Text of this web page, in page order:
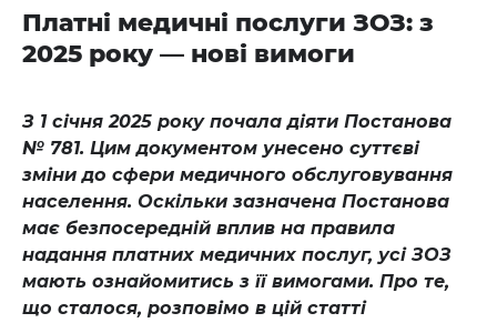
Платні медичні послуги ЗОЗ: з
2025 року — нові вимоги
З 1 січня 2025 року почала діяти Постанова
№ 781. Цим документом унесено суттєві
зміни до сфери медичного обслуговування
населення. Оскільки зазначена Постанова
має безпосередній вплив на правила
надання платних медичних послуг, усі ЗОЗ
мають ознайомитись з її вимогами. Про те,
що сталося, розповімо в цій статті